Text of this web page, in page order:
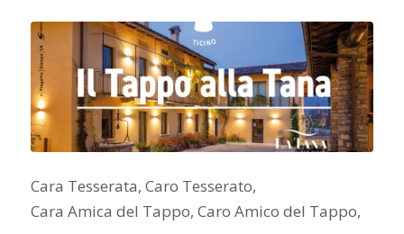
Cara Tesserata, Caro Tesserato,
Cara Amica del Tappo, Caro Amico del Tappo,